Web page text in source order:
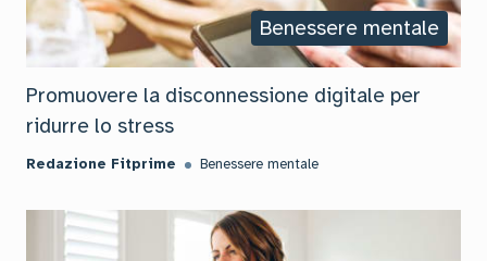
Benessere mentale
Promuovere la disconnessione digitale per
ridurre lo stress
Redazione Fitprime Benessere mentale